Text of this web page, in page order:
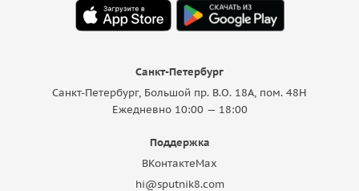
Санкт-Петербург
Санкт-Петербург, Большой пр. В.О. 18A, пом. 48Н
Ежедневно 10:00 — 18:00
Поддержка
ВКонтактеMax
hi@sputnik8.com